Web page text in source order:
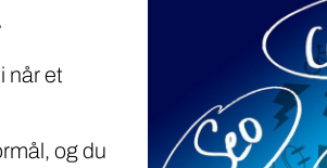
når et
og du